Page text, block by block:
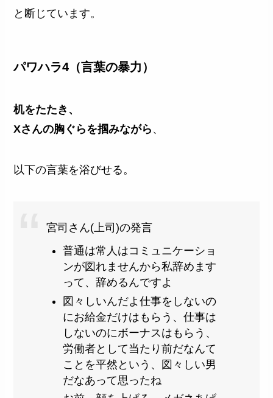
と断じています。
パワハラ4（言葉の暴力）
机をたたき、
Xさんの胸ぐらを掴みながら 、
以下の言葉を浴びせる。
宮司さん(上司)の発言
普通は常人はコミュニケーショ
ンが図れませんから私辞めます
って、辞めるんですよ
図々しいんだよ仕事をしないの
にお給金だけはもらう、仕事は
しないのにボーナスはもらう、
労働者として当たり前だなんて
ことを平然という、図々しい男
だなあって思ったね